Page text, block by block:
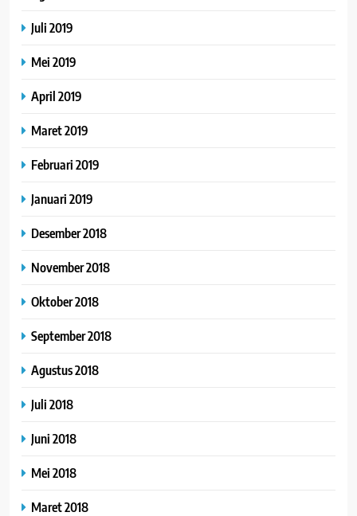
Juli 2019
Mei 2019
April 2019
Maret 2019
Februari 2019
Januari 2019
Desember 2018
November 2018
Oktober 2018
September 2018
Agustus 2018
Juli 2018
Juni 2018
Mei 2018
Maret 2018